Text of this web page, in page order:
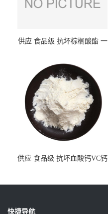
供应 食品级 抗坏棕榈酸酯 一
供应 食品级 抗坏血酸钙VC钙
快捷导航